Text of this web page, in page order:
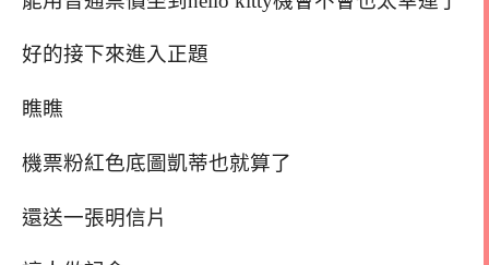
好的接下來進入正題
瞧瞧
機票粉紅色底圖凱蒂也就算了
還送一張明信片